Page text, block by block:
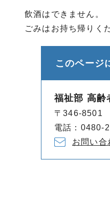
飲酒はできません。
ごみはお持ち帰りく
このページ
福祉部 高齢
〒346-8501
電話：0480-
お問い合